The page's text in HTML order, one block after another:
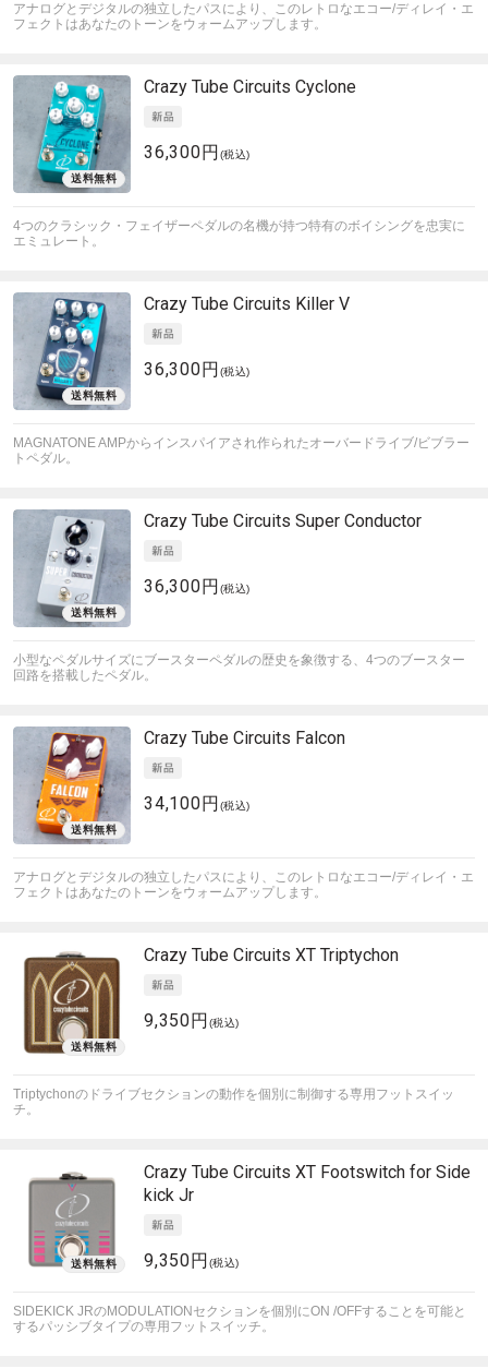
アナログとデジタルの独立したパスにより、このレトロなエコー/ディレイ・エ
フェクトはあなたのトーンをウォームアップします。
Crazy Tube Circuits Cyclone
36,300円 (税込)
4つのクラシック・フェイザーペダルの名機が持つ特有のボイシングを忠実に
エミュレート。
Crazy Tube Circuits Killer V
36,300円 (税込)
MAGNATONE AMPからインスパイアされ作られたオーバードライブ/ビブラー
トペダル。
Crazy Tube Circuits Super Conductor
36,300円 (税込)
小型なペダルサイズにブースターペダルの歴史を象徴する、4つのブースター
回路を搭載したペダル。
Crazy Tube Circuits Falcon
34,100円 (税込)
アナログとデジタルの独立したパスにより、このレトロなエコー/ディレイ・エ
フェクトはあなたのトーンをウォームアップします。
Crazy Tube Circuits XT Triptychon
9,350円 (税込)
Triptychonのドライブセクションの動作を個別に制御する専用フットスイッ
チ。
Crazy Tube Circuits XT Footswitch for Side
kick Jr
9,350円 (税込)
SIDEKICK JRのMODULATIONセクションを個別にON /OFFすることを可能と
するパッシブタイプの専用フットスイッチ。